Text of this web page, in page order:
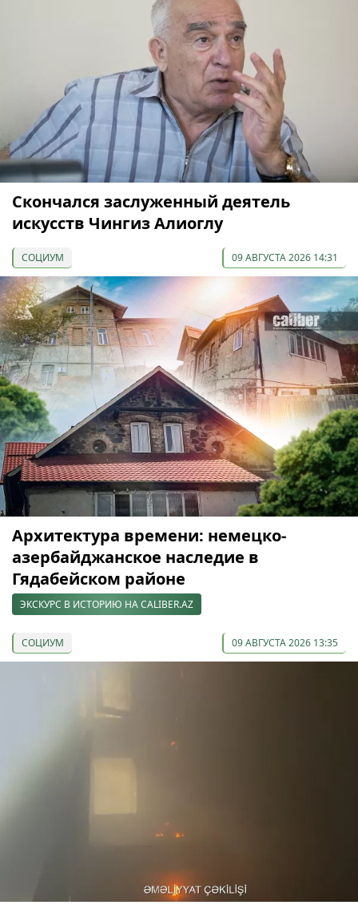
Скончался заслуженный деятель
искусств Чингиз Алиоглу
СОЦИУМ 09 АВГУСТА 2026 14:31
Архитектура времени: немецко-
азербайджанское наследие в
Гядабейском районе
ЭКСКУРС В ИСТОРИЮ НА CALIBER.AZ
СОЦИУМ 09 АВГУСТА 2026 13:35